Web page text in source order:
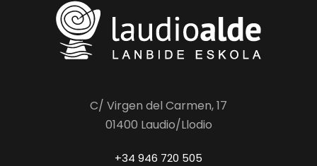
C/ Virgen del Carmen, 17
01400 Laudio/Llodio
+34 946 720 505